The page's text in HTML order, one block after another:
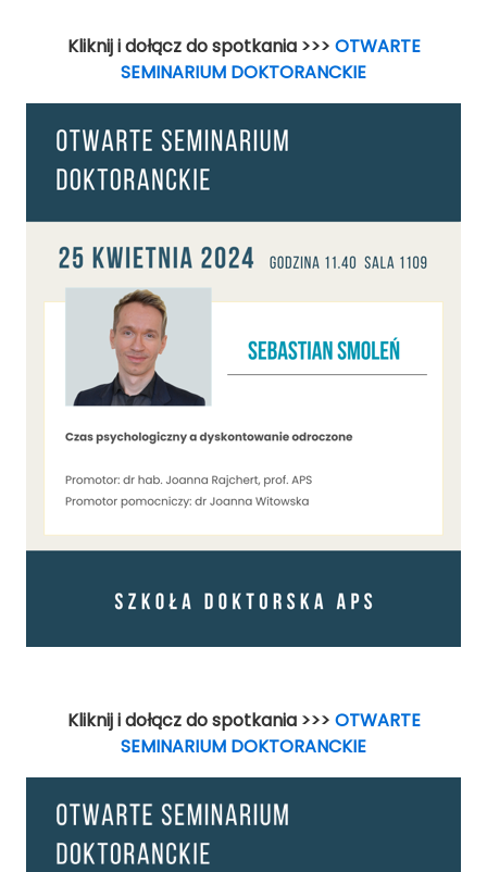
Kliknij i dołącz do spotkania >>> OTWARTE
SEMINARIUM DOKTORANCKIE
Kliknij i dołącz do spotkania >>> OTWARTE
SEMINARIUM DOKTORANCKIE